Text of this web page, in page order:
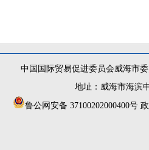
中国国际贸易促进委员会威海市
地址：威海市海滨
鲁公网安备 37100202000400号